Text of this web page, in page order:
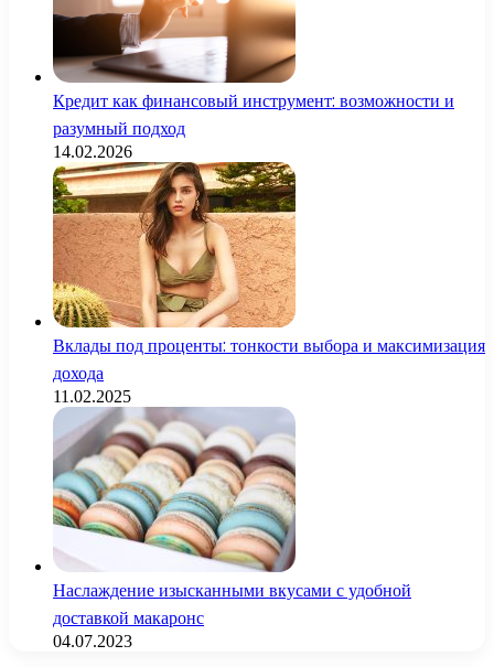
Кредит как финансовый инструмент: возможности и
разумный подход
14.02.2026
Вклады под проценты: тонкости выбора и максимизация
дохода
11.02.2025
Наслаждение изысканными вкусами с удобной
доставкой макаронс
04.07.2023